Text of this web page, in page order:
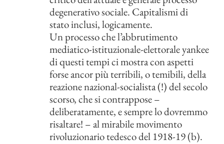
degenerativo sociale. Capitalismi di
stato inclusi, logicamente.
Un processo che l’abbrutimento
mediatico-istituzionale-elettorale yankee
di questi tempi ci mostra con aspetti
forse ancor più terribili, o temibili, della
reazione nazional-socialista (!) del secolo
scorso, che si contrappose –
deliberatamente, e sempre lo dovremmo
risaltare! – al mirabile movimento
rivoluzionario tedesco del 1918-19 (b).